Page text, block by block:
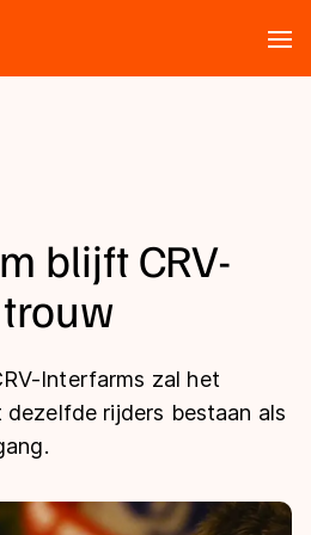
blijft CRV-
Interfarms zal het
dezelfde rijders bestaan als